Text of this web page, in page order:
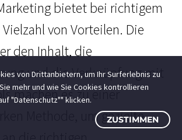
bietet bei richtigem
von Vorteilen. Die
den Inhalt, die
und die Verknüpfung mit
machen es zu einer
Methode, um gezielte
von Drittanbietern, um Ihr Surferlebnis zu
mehr und wie Sie Cookies kontrollieren
"Datenschutz"" klicken.
ZUSTIMMEN